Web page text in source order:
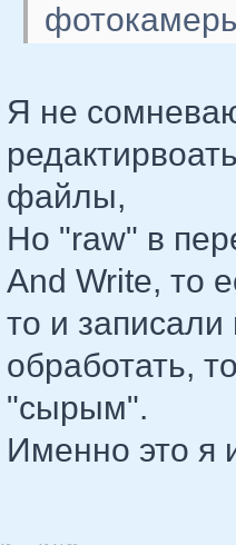
Я не
файлы,
Но "raw" в
And Write, то
то и
обработать,
"сырым".
Именно это я